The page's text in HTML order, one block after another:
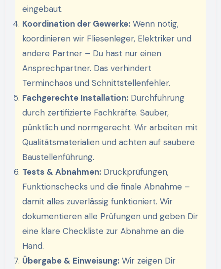
eingebaut.
Koordination der Gewerke:Wenn nötig,
koordinieren wir Fliesenleger, Elektriker und
andere Partner – Du hast nur einen
Ansprechpartner. Das verhindert
Terminchaos und Schnittstellenfehler.
Fachgerechte Installation:Durchführung
durch zertifizierte Fachkräfte. Sauber,
pünktlich und normgerecht. Wir arbeiten mit
Qualitätsmaterialien und achten auf saubere
Baustellenführung.
Tests & Abnahmen:Druckprüfungen,
Funktionschecks und die finale Abnahme –
damit alles zuverlässig funktioniert. Wir
dokumentieren alle Prüfungen und geben Dir
eine klare Checkliste zur Abnahme an die
Hand.
Übergabe & Einweisung:Wir zeigen Dir